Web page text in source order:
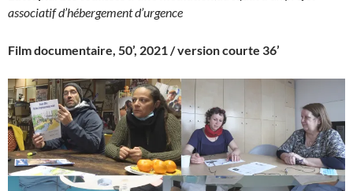
associatif d’hébergement d’urgence
Film documentaire, 50’, 2021 / version courte 36’